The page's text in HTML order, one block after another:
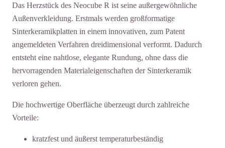
Das Herzstück des Neocube R ist seine außergewöhnliche
Außenverkleidung. Erstmals werden großformatige
Sinterkeramikplatten in einem innovativen, zum Patent
angemeldeten Verfahren dreidimensional verformt. Dadurch
entsteht eine nahtlose, elegante Rundung, ohne dass die
hervorragenden Materialeigenschaften der Sinterkeramik
verloren gehen.
Die hochwertige Oberfläche überzeugt durch zahlreiche
Vorteile:
kratzfest und äußerst temperaturbeständig